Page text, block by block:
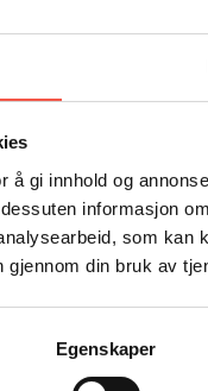
å gi innhold og
informasjon
som kan
din bruk av
Egenskaper
(Furu/eik/teak)